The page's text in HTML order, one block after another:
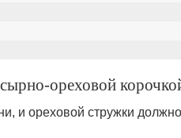
ореховой
и ореховой стружки